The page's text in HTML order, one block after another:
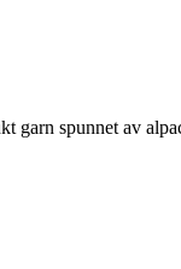
garn spunnet av